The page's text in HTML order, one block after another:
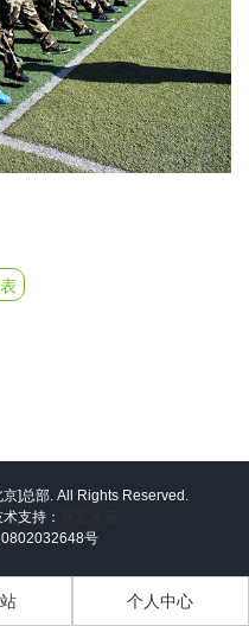
]总部. All Rights Reserved.
支持：
号
个人中心